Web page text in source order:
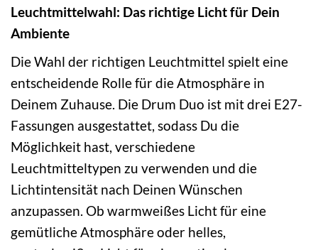
Leuchtmittelwahl: Das richtige Licht für Dein
Ambiente
Die Wahl der richtigen Leuchtmittel spielt eine
entscheidende Rolle für die Atmosphäre in
Deinem Zuhause. Die Drum Duo ist mit drei E27-
Fassungen ausgestattet, sodass Du die
Möglichkeit hast, verschiedene
Leuchtmitteltypen zu verwenden und die
Lichtintensität nach Deinen Wünschen
anzupassen. Ob warmweißes Licht für eine
gemütliche Atmosphäre oder helles,